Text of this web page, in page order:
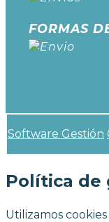
FORMAS
Software Gestión
Política de
Utilizamos